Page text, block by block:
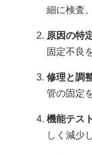
細に検査。
原因の特
固定不良
修理と調
管の固定
機能テス
しく減少